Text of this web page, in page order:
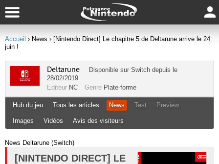
Accueil › News › [Nintendo Direct] Le chapitre 5 de Deltarune arrive le 24
juin !
Deltarune Disponible sur Switch depuis le
28/02/2019
Editeur NC Genre Plate-forme
Hub du jeu Tous les articles News Test Preview
Images Vidéos Avis des visiteurs
News Deltarune (Switch)
[NINTENDO DIRECT] LE